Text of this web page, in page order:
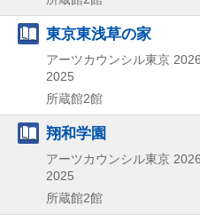
東京東浅草の家
アーツカウンシル東京
2025
所蔵館2館
翔和学園
アーツカウンシル東京
2025
所蔵館2館